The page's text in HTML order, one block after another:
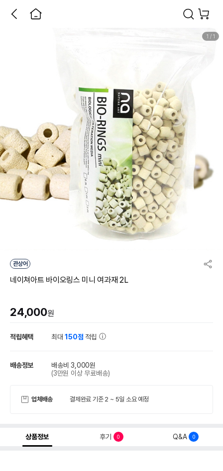
1 / 1
관상어
네이쳐아트 바이오링스 미니 여과재 2L
24,000원
적립혜택 최대150점 적립
배송정보
배송비 3,000원
(3만원 이상 무료배송)
업체배송 결제완료 기준 2 ~ 5일 소요 예정
상품정보 후기 0 Q&A 0